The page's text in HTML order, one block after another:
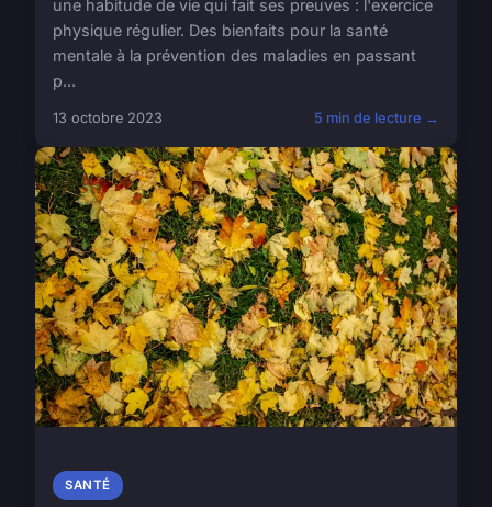
une habitude de vie qui fait ses preuves : l'exercice
physique régulier. Des bienfaits pour la santé
mentale à la prévention des maladies en passant
p...
13 octobre 2023 5 min de lecture →
SANTÉ